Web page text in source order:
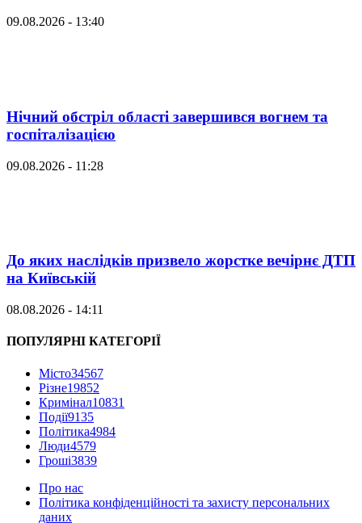
09.08.2026 - 13:40
Нічний обстріл області завершився вогнем та
госпіталізацією
09.08.2026 - 11:28
До яких наслідків призвело жорстке вечірнє ДТП
на Київській
08.08.2026 - 14:11
ПОПУЛЯРНІ КАТЕГОРІЇ
Місто34567
Різне19852
Кримінал10831
Події9135
Політика4984
Люди4579
Гроші3839
Про нас
Політика конфіденційності та захисту персональних
даних